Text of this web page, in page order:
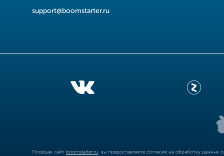
support@boomstarter.ru
Посещая сайт boomstarter.ru , вы предоставляете согласие на обработку